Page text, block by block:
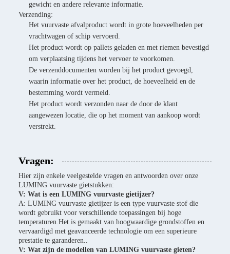
gewicht en andere relevante informatie.
Verzending:
Het vuurvaste afvalproduct wordt in grote hoeveelheden per
vrachtwagen of schip vervoerd.
Het product wordt op pallets geladen en met riemen bevestigd
om verplaatsing tijdens het vervoer te voorkomen.
De verzenddocumenten worden bij het product gevoegd,
waarin informatie over het product, de hoeveelheid en de
bestemming wordt vermeld.
Het product wordt verzonden naar de door de klant
aangewezen locatie, die op het moment van aankoop wordt
verstrekt.
Vragen:
Hier zijn enkele veelgestelde vragen en antwoorden over onze
LUMING vuurvaste gietstukken:
V: Wat is een LUMING vuurvaste gietijzer?
A: LUMING vuurvaste gietijzer is een type vuurvaste stof die
wordt gebruikt voor verschillende toepassingen bij hoge
temperaturen.Het is gemaakt van hoogwaardige grondstoffen en
vervaardigd met geavanceerde technologie om een superieure
prestatie te garanderen..
V: Wat zijn de modellen van LUMING vuurvaste gieten?